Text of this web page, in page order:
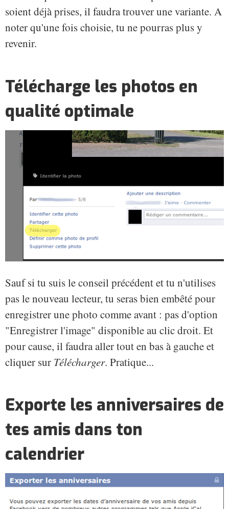
soient déjà prises, il faudra trouver une variante. A
noter qu'une fois choisie, tu ne pourras plus y
revenir.
Télécharge les photos en
qualité optimale
Sauf si tu suis le conseil précédent et tu n'utilises
pas le nouveau lecteur, tu seras bien embêté pour
enregistrer une photo comme avant : pas d'option
"Enregistrer l'image" disponible au clic droit. Et
pour cause, il faudra aller tout en bas à gauche et
cliquer sur Télécharger. Pratique...
Exporte les anniversaires de
tes amis dans ton
calendrier